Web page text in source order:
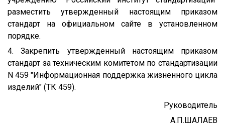
разместить утвержденный настоящим приказом
стандарт на официальном сайте в установленном
порядке.
4. Закрепить утвержденный настоящим приказом
стандарт за техническим комитетом по стандартизации
N 459 "Информационная поддержка жизненного цикла
изделий" (ТК 459).
Руководитель
А.П.ШАЛАЕВ